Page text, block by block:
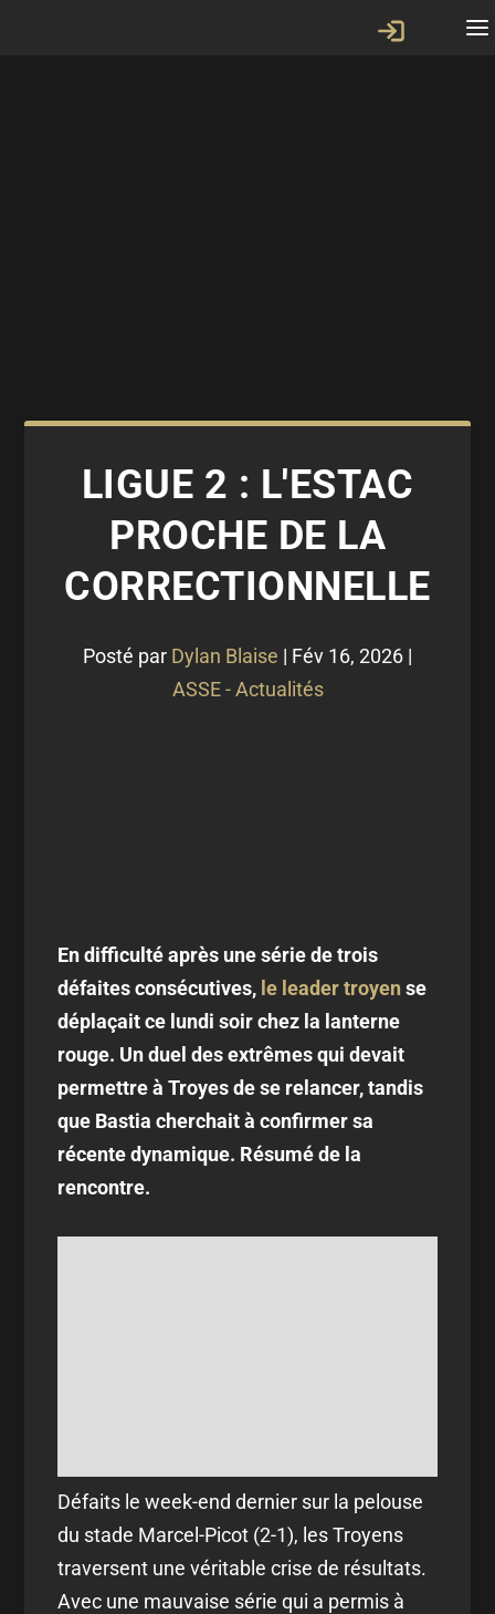
LIGUE 2 : L'ESTAC
PROCHE DE LA
CORRECTIONNELLE
Posté par Dylan Blaise | Fév 16, 2026 |
ASSE - Actualités
En difficulté après une série de trois
défaites consécutives, le leader troyense
déplaçait ce lundi soir chez la lanterne
rouge. Un duel des extrêmes qui devait
permettre à Troyes de se relancer, tandis
que Bastia cherchait à confirmer sa
récente dynamique. Résumé de la
rencontre.
Défaits le week-end dernier sur la pelouse
du stade Marcel-Picot (2-1), les Troyens
traversent une véritable crise de résultats.
Avec une mauvaise série qui a permis à